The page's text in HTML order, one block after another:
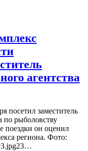
агентства
посетил заместитель
по рыболовству
поездки он оценил
региона. Фото: